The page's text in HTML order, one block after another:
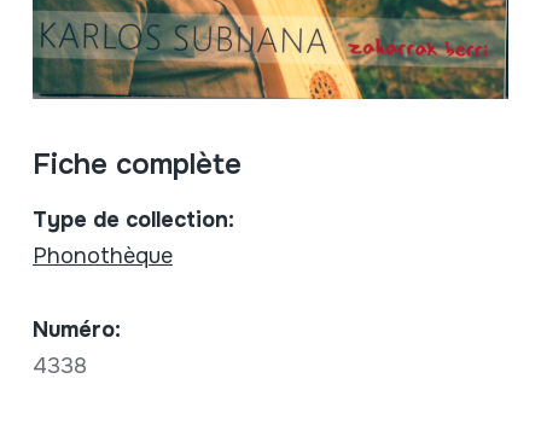
Fiche complète
Type de collection:
Phonothèque
Numéro:
4338